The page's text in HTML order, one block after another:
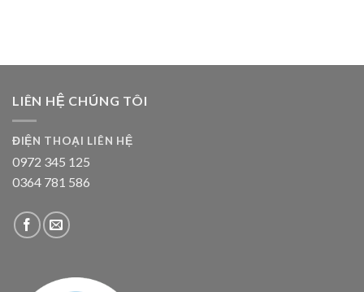
LIÊN HỆ CHÚNG TÔI
ĐIỆN THOẠI LIÊN HỆ
0972 345 125
0364 781 586